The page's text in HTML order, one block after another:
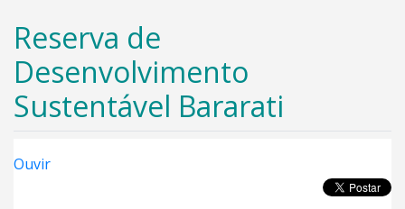
Reserva de
Desenvolvimento
Sustentável Bararati
Ouvir